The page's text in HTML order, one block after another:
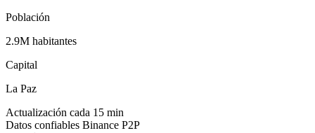
Población
2.9M habitantes
Capital
La Paz
Actualización cada 15 min
Datos confiables Binance P2P